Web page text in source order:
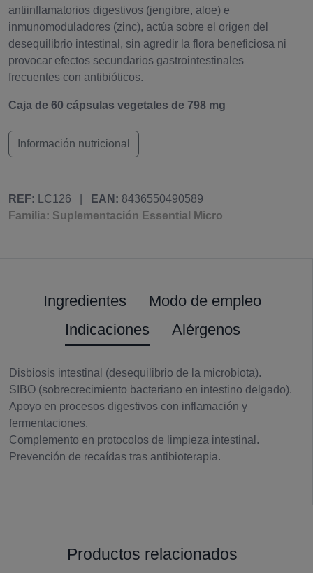
antiinflamatorios digestivos (jengibre, aloe) e
inmunomoduladores (zinc), actúa sobre el origen del
desequilibrio intestinal, sin agredir la flora beneficiosa ni
provocar efectos secundarios gastrointestinales
frecuentes con antibióticos.
Caja de 60 cápsulas vegetales de 798 mg
Información nutricional
REF: LC126 EAN: 8436550490589
Familia: Suplementación Essential Micro
Ingredientes
Modo de empleo
Indicaciones
Alérgenos
Disbiosis intestinal (desequilibrio de la microbiota).
SIBO (sobrecrecimiento bacteriano en intestino delgado).
Apoyo en procesos digestivos con inflamación y
fermentaciones.
Complemento en protocolos de limpieza intestinal.
Prevención de recaídas tras antibioterapia.
Productos relacionados